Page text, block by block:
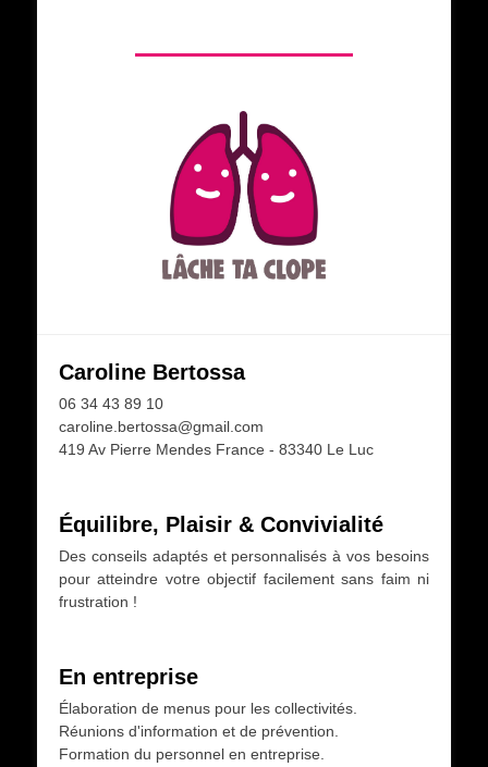
Caroline Bertossa
06 34 43 89 10
caroline.bertossa@gmail.com
419 Av Pierre Mendes France - 83340 Le Luc
Équilibre, Plaisir & Convivialité
Des conseils adaptés et personnalisés à vos besoins
pour atteindre votre objectif facilement sans faim ni
frustration !
En entreprise
Élaboration de menus pour les collectivités.
Réunions d'information et de prévention.
Formation du personnel en entreprise.